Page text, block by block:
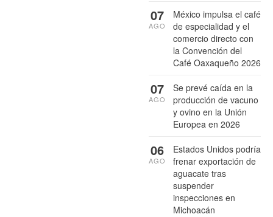
México impulsa el café
de especialidad y el
comercio directo con
la Convención del
Café Oaxaqueño 2026
07
AGO
Se prevé caída en la
producción de vacuno
y ovino en la Unión
Europea en 2026
07
AGO
Estados Unidos podría
frenar exportación de
aguacate tras
suspender
inspecciones en
Michoacán
06
AGO